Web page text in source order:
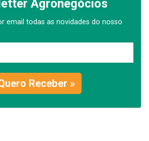
Agronegócios
email todas as novidades do nosso
Receber »